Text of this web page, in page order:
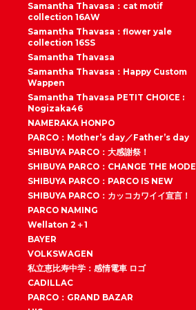
Samantha Thavasa：cat motif
collection 16AW
Samantha Thavasa：flower yale
collection 16SS
Samantha Thavasa
Samantha Thavasa：Happy Custom
Wappen
Samantha Thavasa PETIT CHOICE :
Nogizaka46
NAMERAKA HONPO
PARCO：Mother’s day／Father’s day
SHIBUYA PARCO：大感謝祭！
SHIBUYA PARCO：CHANGE THE MODE
SHIBUYA PARCO：PARCO IS NEW
SHIBUYA PARCO：カッコカワイイ宣言！
PARCO NAMING
Wellaton 2＋1
BAYER
VOLKSWAGEN
私立恵比寿中学：感情電車 ロゴ
CADILLAC
PARCO：GRAND BAZAR